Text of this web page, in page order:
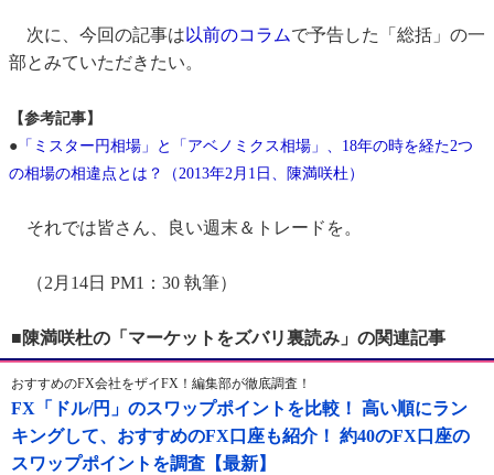
次に、今回の記事は 以前のコラムで予告した「総括」の一
部とみていただきたい。
【参考記事】
● 「ミスター円相場」と「アベノミクス相場」、18年の時を経た2つ
の相場の相違点とは？（2013年2月1日、陳満咲杜）
それでは皆さん、良い週末＆トレードを。
（2月14日 PM1：30 執筆）
■陳満咲杜の「マーケットをズバリ裏読み」の関連記事
おすすめのFX会社をザイFX！編集部が徹底調査！
FX「ドル/円」のスワップポイントを比較！ 高い順にラン
キングして、おすすめのFX口座も紹介！ 約40のFX口座の
スワップポイントを調査【最新】